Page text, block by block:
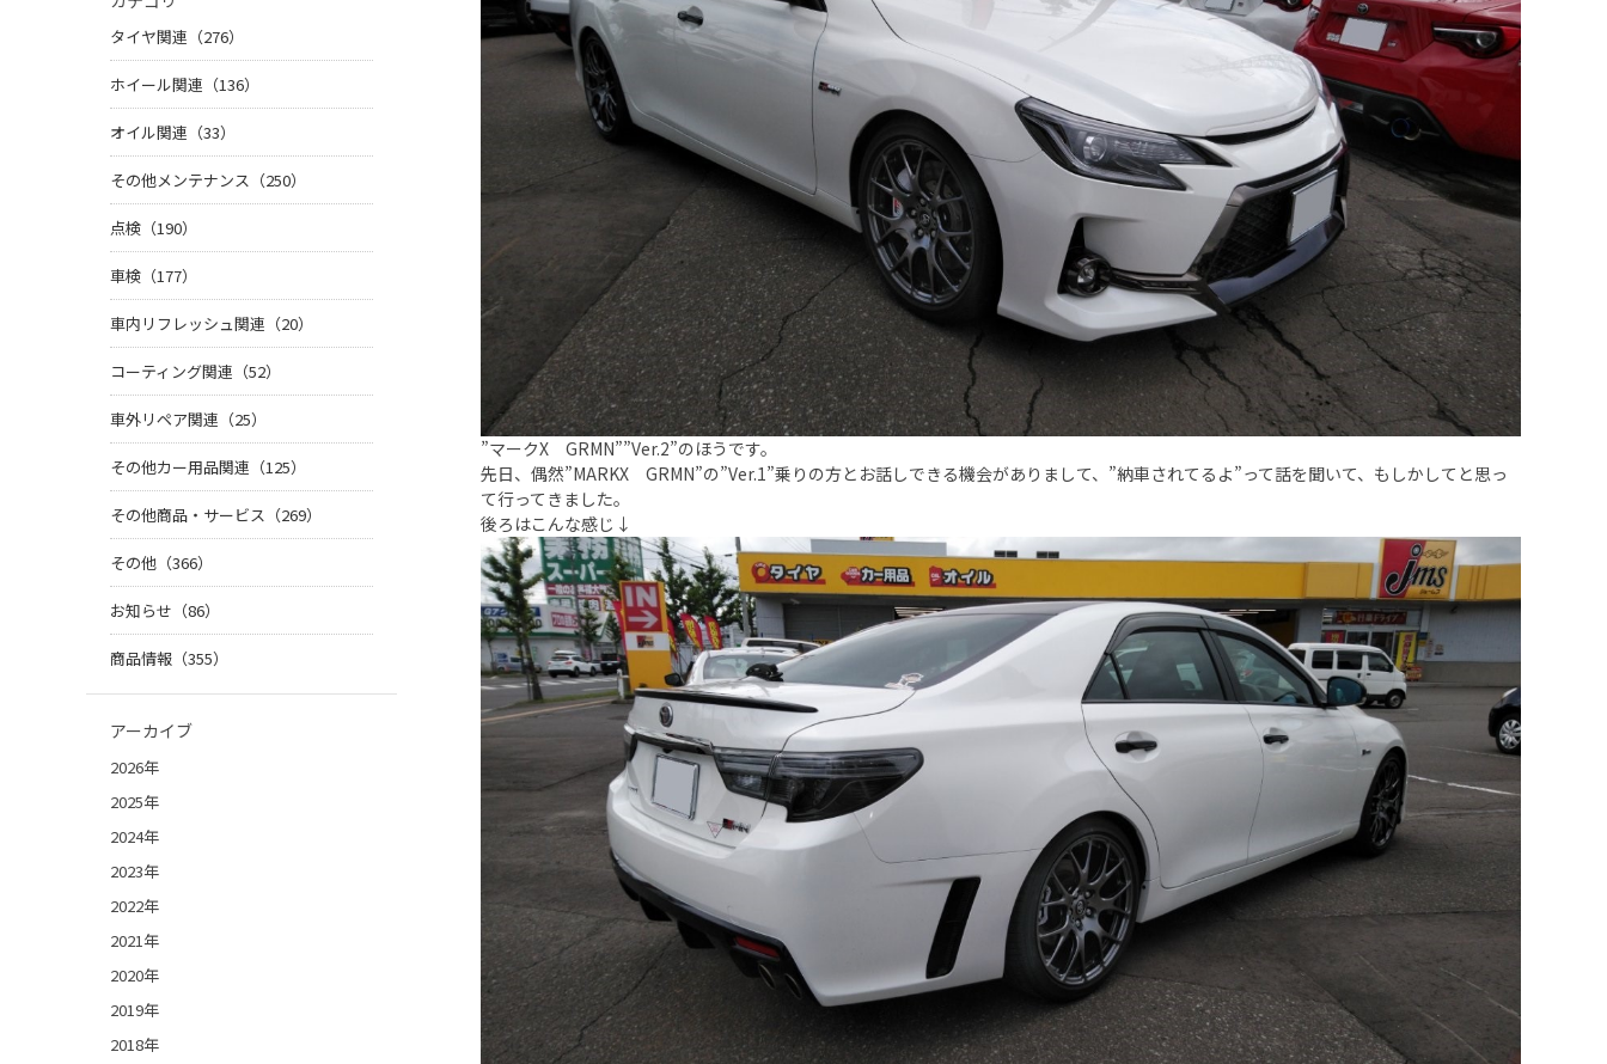
”マークX GRMN””Ver.2”のほうです。
先日、偶然”MARKX GRMN”の”Ver.1”乗りの方とお話しできる機会がありまして、”納車されてるよ”って話を聞いて、もしかしてと思っ
て行ってきました。
後ろはこんな感じ↓
タイヤ関連（276）
ホイール関連（136）
オイル関連（33）
その他メンテナンス（250）
点検（190）
車検（177）
車内リフレッシュ関連（20）
コーティング関連（52）
車外リペア関連（25）
その他カー用品関連（125）
その他商品・サービス（269）
その他（366）
お知らせ（86）
商品情報（355）
アーカイブ
2026年
2025年
2024年
2023年
2022年
2021年
2020年
2019年
2018年